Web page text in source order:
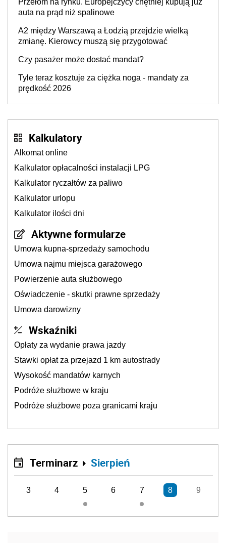
Przełom na rynku. Europejczycy chętniej kupują już
auta na prąd niż spalinowe
A2 między Warszawą a Łodzią przejdzie wielką
zmianę. Kierowcy muszą się przygotować
Czy pasażer może dostać mandat?
Tyle teraz kosztuje za ciężka noga - mandaty za
prędkość 2026
Kalkulatory
Alkomat online
Kalkulator opłacalności instalacji LPG
Kalkulator ryczałtów za paliwo
Kalkulator urlopu
Kalkulator ilości dni
Aktywne formularze
Umowa kupna-sprzedaży samochodu
Umowa najmu miejsca garażowego
Powierzenie auta służbowego
Oświadczenie - skutki prawne sprzedaży
Umowa darowizny
Wskaźniki
Opłaty za wydanie prawa jazdy
Stawki opłat za przejazd 1 km autostrady
Wysokość mandatów karnych
Podróże służbowe w kraju
Podróże służbowe poza granicami kraju
Terminarz Sierpień
3 4 5 6 7 8 9